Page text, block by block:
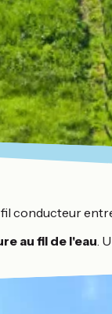
conducteur
au fil de l'eau .